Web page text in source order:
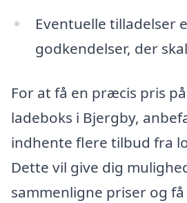
Eventuelle tilladelser
godkendelser, der
For at få en præcis pris
ladeboks i Bjergby,
indhente flere tilbud fra
Dette vil give dig
sammenligne priser og